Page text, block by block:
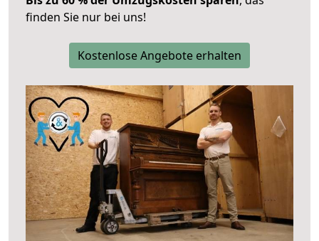
finden Sie nur bei uns!
Kostenlose Angebote erhalten